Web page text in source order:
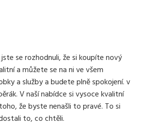
se rozhodnuli, že si koupíte nový
a můžete se na ni ve všem
a služby a budete plně spokojení. v
V naší nabídce si vysoce kvalitní
že byste nenašli to pravé. To si
to, co chtěli.